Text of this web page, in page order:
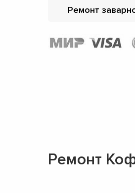
Ремонт
Ремонт